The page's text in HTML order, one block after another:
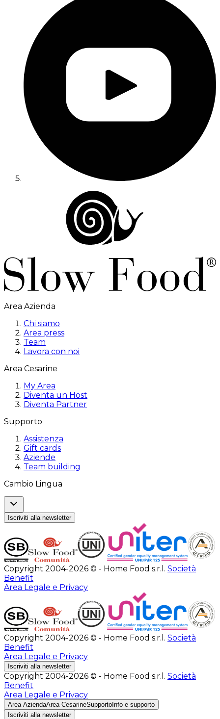
Area Azienda
Chi siamo
Area press
Team
Lavora con noi
Area Cesarine
My Area
Diventa un Host
Diventa Partner
Supporto
Assistenza
Gift cards
Aziende
Team building
Cambio Lingua
Iscriviti alla newsletter
Copyright 2004-2026 © - Home Food s.r.l. Società
Benefit
Area Legale e Privacy
Copyright 2004-2026 © - Home Food s.r.l. Società
Benefit
Area Legale e Privacy
Iscriviti alla newsletter
Copyright 2004-2026 © - Home Food s.r.l. Società
Benefit
Area Legale e Privacy
Area AziendaArea CesarineSupporto Info e supporto
Iscriviti alla newsletter